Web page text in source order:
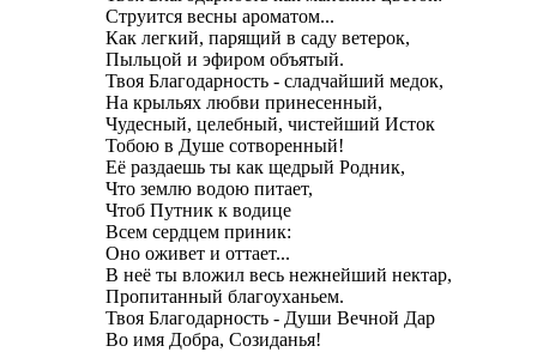
Струится весны ароматом...
Как легкий, парящий в саду ветерок,
Пыльцой и эфиром объятый.
Твоя Благодарность - сладчайший медок,
На крыльях любви принесенный,
Чудесный, целебный, чистейший Исток
Тобою в Душе сотворенный!
Её раздаешь ты как щедрый Родник,
Что землю водою питает,
Чтоб Путник к водице
Всем сердцем приник:
Оно оживет и оттает...
В неё ты вложил весь нежнейший нектар,
Пропитанный благоуханьем.
Твоя Благодарность - Души Вечной Дар
Во имя Добра, Созиданья!